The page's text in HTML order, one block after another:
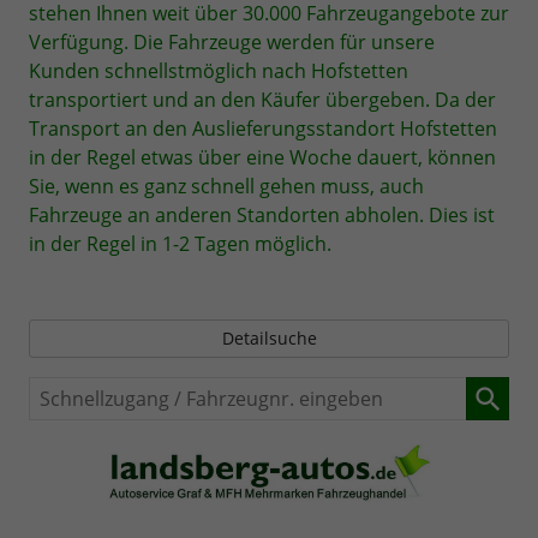
stehen Ihnen weit über 30.000 Fahrzeugangebote zur
Verfügung. Die Fahrzeuge werden für unsere
Kunden schnellstmöglich nach Hofstetten
transportiert und an den Käufer übergeben. Da der
Transport an den Auslieferungsstandort Hofstetten
in der Regel etwas über eine Woche dauert, können
Sie, wenn es ganz schnell gehen muss, auch
Fahrzeuge an anderen Standorten abholen. Dies ist
in der Regel in 1-2 Tagen möglich.
Detailsuche
Schnellzugang
Fahrzeugnr.
eingeben